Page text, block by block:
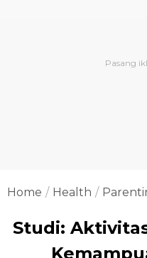
Home Health
Studi: